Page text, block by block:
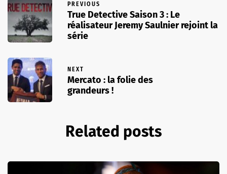
PREVIOUS
True Detective Saison 3 : Le
réalisateur Jeremy Saulnier rejoint la
série
NEXT
Mercato : la folie des
grandeurs !
Related posts